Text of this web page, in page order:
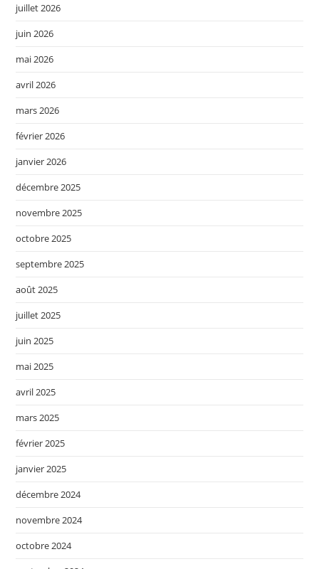
juillet 2026
juin 2026
mai 2026
avril 2026
mars 2026
février 2026
janvier 2026
décembre 2025
novembre 2025
octobre 2025
septembre 2025
août 2025
juillet 2025
juin 2025
mai 2025
avril 2025
mars 2025
février 2025
janvier 2025
décembre 2024
novembre 2024
octobre 2024